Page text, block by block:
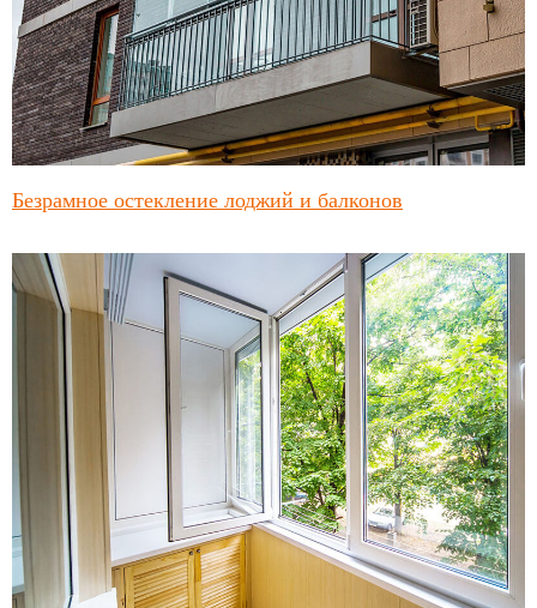
Безрамное остекление лоджий и балконов